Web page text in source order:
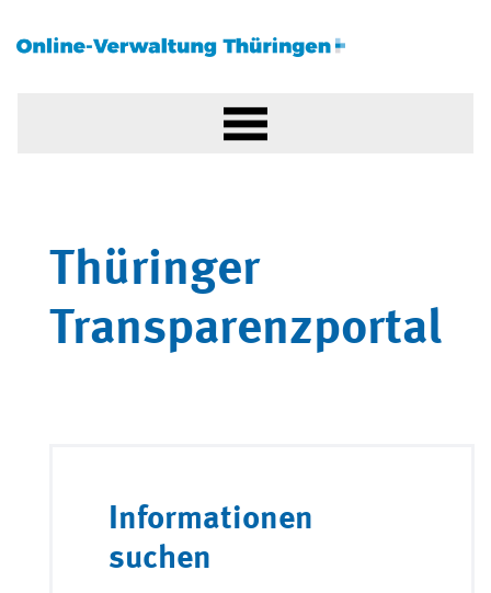
Thüringer
Transparenzportal
Informationen
suchen